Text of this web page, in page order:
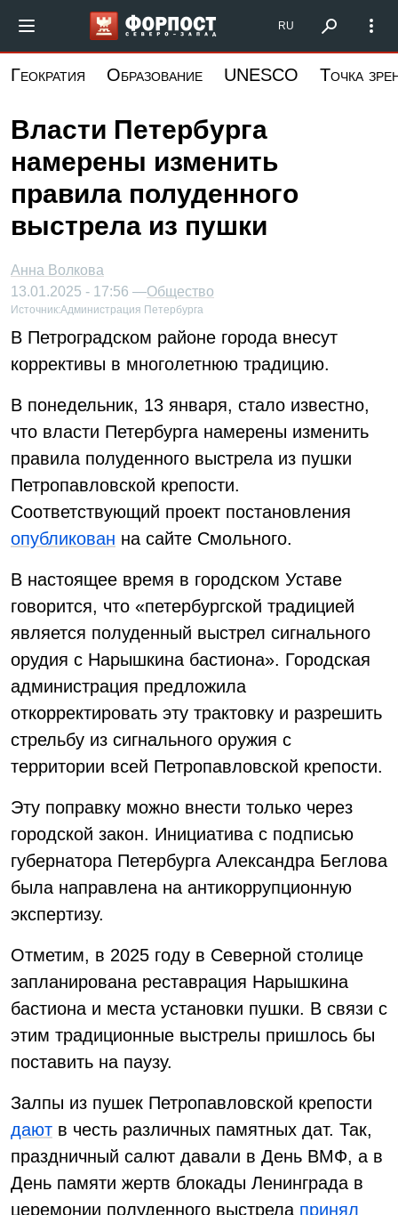
основному
Форпост Северо-Запад
RU
Геократия Образование UNESCO Точка
Власти Петербурга
намерены изменить
правила полуденного
выстрела из пушки
Анна Волкова
13.01.2025 - 17:56 —Общество
Источник:Администрация Петербурга
В Петроградском районе города внесут
коррективы в многолетнюю традицию.
В понедельник, 13 января, стало известно,
что власти Петербурга намерены изменить
правила полуденного выстрела из пушки
Петропавловской крепости.
Соответствующий проект постановления
опубликован на сайте Смольного.
В настоящее время в городском Уставе
говорится, что «петербургской традицией
является полуденный выстрел сигнального
орудия с Нарышкина бастиона». Городская
администрация предложила
откорректировать эту трактовку и разрешить
стрельбу из сигнального оружия с
территории всей Петропавловской крепости.
Эту поправку можно внести только через
городской закон. Инициатива с подписью
губернатора Петербурга Александра Беглова
была направлена на антикоррупционную
экспертизу.
Отметим, в 2025 году в Северной столице
запланирована реставрация Нарышкина
бастиона и места установки пушки. В связи с
этим традиционные выстрелы пришлось бы
поставить на паузу.
Залпы из пушек Петропавловской крепости
дают в честь различных памятных дат. Так,
праздничный салют давали в День ВМФ, а в
День памяти жертв блокады Ленинграда в
церемонии полуденного выстрела принял